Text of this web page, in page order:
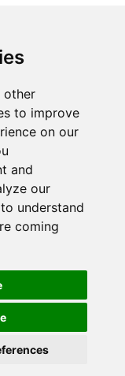
other
to improve
on our
and
our
understand
coming
cookie